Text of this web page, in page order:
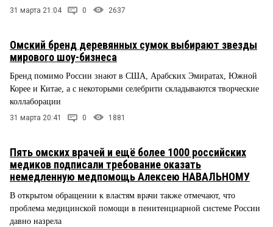
31 марта 21:04 0 2637
Омский бренд деревянных сумок выбирают звезды
мирового шоу-бизнеса
Бренд помимо России знают в США, Арабских Эмиратах, Южной
Корее и Китае, а с некоторыми селебрити складываются творческие
коллаборации
31 марта 20:41 0 1881
Пять омских врачей и ещё более 1000 российских
медиков подписали требование оказать
немедленную медпомощь Алексею НАВАЛЬНОМУ
В открытом обращении к властям врачи также отмечают, что
проблема медицинской помощи в пенитенциарной системе России
давно назрела